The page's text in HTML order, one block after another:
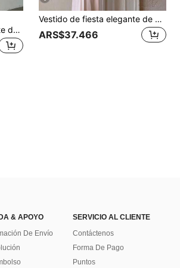
Aloruh Vestido mini elegante de mujer con cuello de halter y corbata en color amarillo claro
Vestido de fiesta elegante de verano, vestido de playa sexy con patchwork transparente en la cintura, espalda descubierta y cuello halter, adecuado para boda, vacaciones
ARS$37.466
& APOYO
De Envío
SERVICIO AL CLIENTE
Contáctenos
Forma De Pago
Puntos